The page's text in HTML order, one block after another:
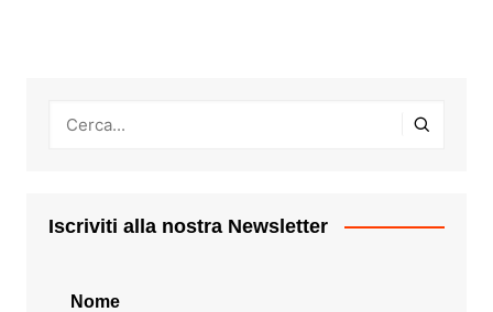
Iscriviti alla nostra Newsletter
Nome